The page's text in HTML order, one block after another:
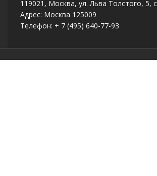
119021, Москва, ул. Льва Толстого, 5,
Адрес: Москва 125009
Телефон: + 7 (495) 640-77-93